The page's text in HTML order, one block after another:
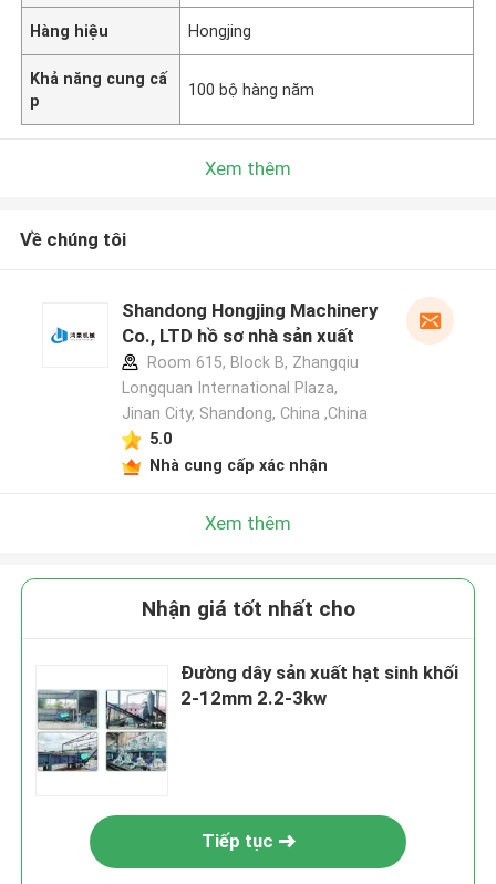
Hàng hiệu Hongjing
Khả năng cung cấ
p
100 bộ hàng năm
Xem thêm
Về chúng tôi
Shandong Hongjing Machinery
Co., LTD hồ sơ nhà sản xuất
Room 615, Block B, Zhangqiu
Longquan International Plaza,
Jinan City, Shandong, China ,China
5.0
Nhà cung cấp xác nhận
Xem thêm
Nhận giá tốt nhất cho
Đường dây sản xuất hạt sinh khối
2-12mm 2.2-3kw
Tiếp tục